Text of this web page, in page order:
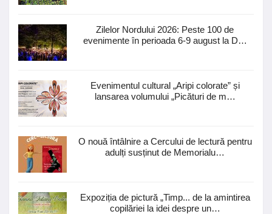
Zilelor Nordului 2026: Peste 100 de
evenimente în perioada 6-9 august la D…
Evenimentul cultural „Aripi colorate” și
lansarea volumului „Picături de m…
O nouă întâlnire a Cercului de lectură pentru
adulți susținut de Memorialu…
Expoziția de pictură „Timp... de la amintirea
copilăriei la idei despre un…